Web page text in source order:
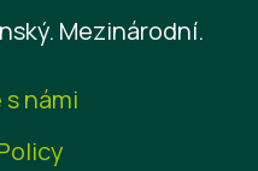
Mezinárodní.
námi